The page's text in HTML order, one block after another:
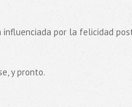
por la felicidad
y pronto.